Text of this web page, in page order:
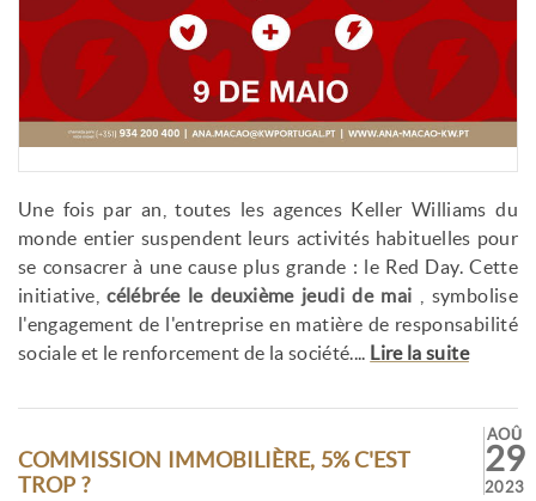
Une fois par an, toutes les agences Keller Williams du
monde entier suspendent leurs activités habituelles pour
se consacrer à une cause plus grande : le Red Day. Cette
initiative,célébrée le deuxième jeudi de mai , symbolise
l'engagement de l'entreprise en matière de responsabilité
sociale et le renforcement de la société.... Lire la suite
COMMISSION IMMOBILIÈRE, 5% C'EST
TROP ?
AOÛ
29
2023